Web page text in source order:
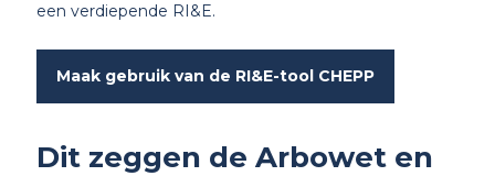
een verdiepende RI&E.
Maak gebruik van de RI&E-tool CHEPP
Dit zeggen de Arbowet en